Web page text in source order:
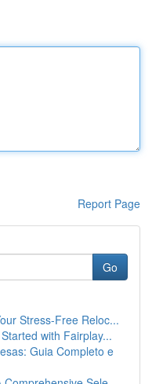
Report Page
Go
Stress-Free Reloc...
with Fairplay...
Guia Completo e